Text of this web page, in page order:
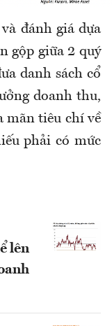
đánh giá dựa
gộp giữa 2 quý
danh sách cổ
doanh thu,
tiêu chí về
phải có mức
lên